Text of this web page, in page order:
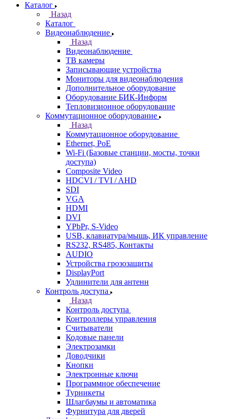
Каталог
Назад
Каталог
Видеонаблюдение
Назад
Видеонаблюдение
ТВ камеры
Записывающие устройства
Мониторы для видеонаблюдения
Дополнительное оборудование
Оборудование БИК-Информ
Тепловизионное оборудование
Коммутационное оборудование
Назад
Коммутационное оборудование
Ethernet, PoE
Wi-Fi (Базовые станции, мосты, точки
доступа)
Composite Video
HDCVI / TVI / AHD
SDI
VGA
HDMI
DVI
YPbPr, S-Video
USB, клавиатура/мышь, ИК управление
RS232, RS485, Контакты
AUDIO
Устройства грозозащиты
DisplayPort
Удлинители для антенн
Контроль доступа
Назад
Контроль доступа
Контроллеры управления
Считыватели
Кодовые панели
Электрозамки
Доводчики
Кнопки
Электронные ключи
Программное обеспечение
Турникеты
Шлагбаумы и автоматика
Фурнитура для дверей